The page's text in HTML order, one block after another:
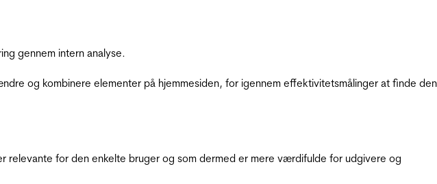
gennem intern analyse.
og kombinere elementer på hjemmesiden, for igennem effektivitetsmålinger at finde den
for den enkelte bruger og som dermed er mere værdifulde for udgivere og